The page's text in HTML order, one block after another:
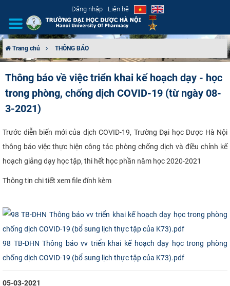
Đăng nhập Liên hệ
CƠ CẤU TỔ CHỨC
TUYỂN SINH
ĐÀO TẠO
ĐẢM BẢO CHẤT LƯỢNG
HTQT
CỰU NGƯỜI HỌC
Trang chủ THÔNG BÁO
Thông báo về việc triển khai kế hoạch dạy - học
trong phòng, chống dịch COVID-19 (từ ngày 08-
3-2021)
Trước diễn biến mới của dịch COVID-19, Trường Đại học Dược Hà Nội
thông báo việc thực hiện công tác phòng chống dịch và điều chỉnh kế
hoạch giảng dạy học tập, thi hết học phần năm học 2020-2021
Thông tin chi tiết xem file đính kèm
98 TB-DHN Thông báo vv triển khai kế hoạch dạy học trong phòng
chống dịch COVID-19 (bổ sung lịch thực tập của K73).pdf
05-03-2021